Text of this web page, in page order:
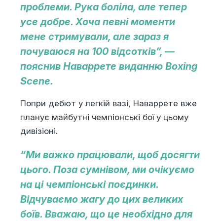
проблеми. Рука боліла, але тепер
усе добре. Хоча певні моменти
мене стримували, але зараз я
почуваюся на 100 відсотків”, —
пояснив Наваррете виданню Boxing
Scene.
Попри дебют у легкій вазі, Наваррете вже
планує майбутні чемпіонські бої у цьому
дивізіоні.
“Ми важко працювали, щоб досягти
цього. Поза сумнівом, ми очікуємо
на ці чемпіонські поєдинки.
Відчуваємо жагу до цих великих
боїв. Вважаю, що це необхідно для